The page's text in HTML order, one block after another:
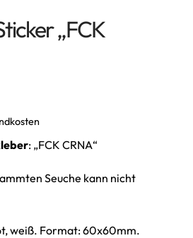
„FCK
: „FCK CRNA“
Seuche kann nicht
weiß. Format: 60x60mm.